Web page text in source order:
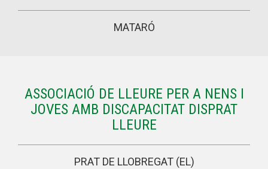
MATARÓ
ASSOCIACIÓ DE LLEURE PER A NENS I
JOVES AMB DISCAPACITAT DISPRAT
LLEURE
PRAT DE LLOBREGAT (EL)